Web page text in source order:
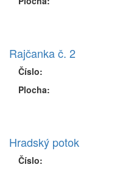
Rajčanka č. 2
Číslo:
Plocha:
Hradský potok
Číslo: